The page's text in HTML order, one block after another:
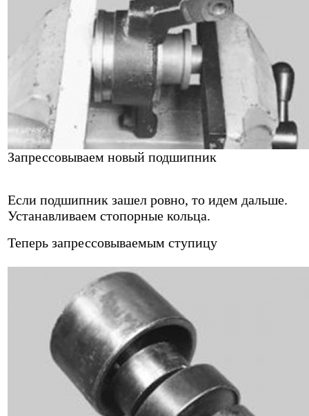
Запрессовываем новый подшипник
Если подшипник зашел ровно, то идем дальше.
Устанавливаем стопорные кольца.
Теперь запрессовываемым ступицу